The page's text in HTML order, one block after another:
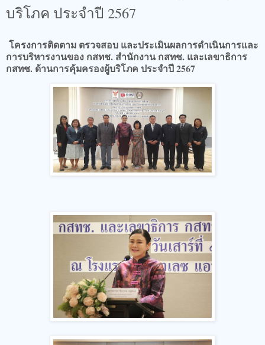
บริโภค ประจำปี 2567
โครงการติดตาม ตรวจสอบ และประเมินผลการดำเนินการและ
การบริหารงานของ กสทช. สำนักงาน กสทช. และเลขาธิการ
กสทช. ด้านการคุ้มครองผู้บริโภค ประจำปี 2567